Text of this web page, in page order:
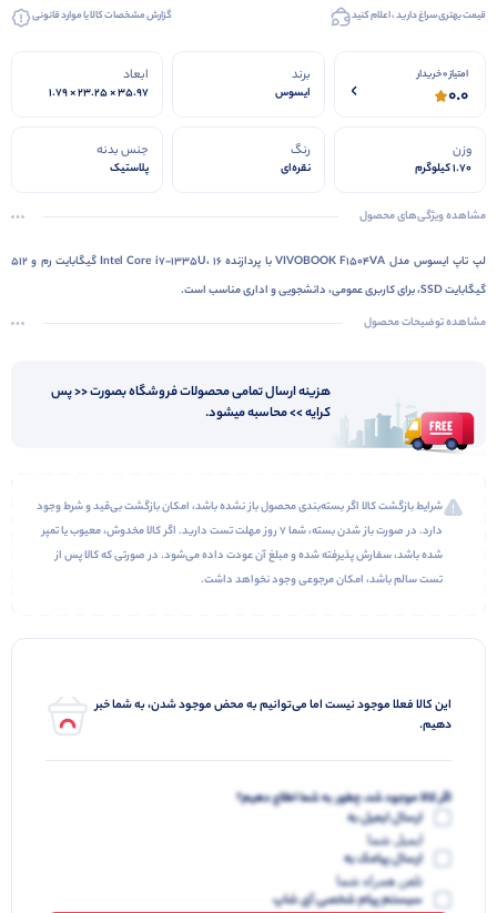
قیمت بهتری سراغ دارید ، اعلام کنید گزارش مشخصات کالا یا موارد قانونی
امتیاز 0 خریدار
0.0
برند
ایسوس
ابعاد
35.97 × 23.25 × 1.79
وزن
1.70 کیلوگرم
رنگ
نقره‌ای
جنس بدنه
پلاستیک
مشاهده ویژگی‌های محصول
لپ تاپ ایسوس مدل VIVOBOOK F1504VA با پردازنده Intel Core i7-1335U، 16 گیگابایت رم و 512
گیگابایت SSD، برای کاربری عمومی، دانشجویی و اداری مناسب است.
مشاهده توضیحات محصول
هزینه ارسال تمامی محصولات فروشگاه بصورت << پس
کرایه >> محاسبه میشود.
شرایط بازگشت کالا اگر بسته‌بندی محصول باز نشده باشد، امکان بازگشت بی‌قید و شرط وجود
دارد. در صورت باز شدن بسته، شما ۷ روز مهلت تست دارید. اگر کالا مخدوش، معیوب یا تمپر
شده باشد، سفارش پذیرفته شده و مبلغ آن عودت داده می‌شود. در صورتی که کالا پس از
تست سالم باشد، امکان مرجوعی وجود نخواهد داشت.
این کالا فعلا موجود نیست اما می‌توانیم به محض موجود شدن، به شما خبر
دهیم.
اگر کالا موجود شد، چطور به شما اطلاع دهیم؟
ارسال ایمیل به
ایمیل شما
ارسال پیامک به
تلفن همراه شما
سیستم پیام شخصی آی شاپ